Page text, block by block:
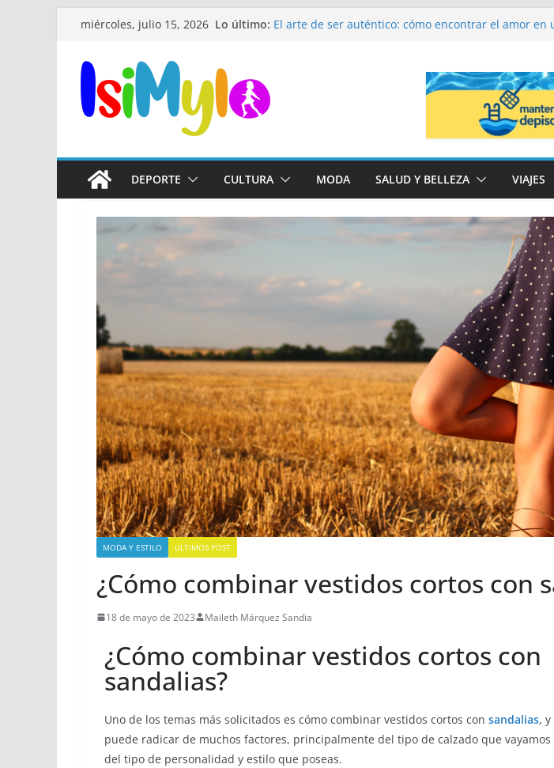
miércoles, julio 15, 2026 Lo último: El arte de ser auténtico: cómo encontrar el amor en
médico es el secreto de una piel impecable
¿Qué significa ser hipocondríaco y cuándo
El secreto de Madrid que millones de visitantes
🎺 Mariachis Bogotá: precios y paquetes para
DEPORTE
CULTURA MODA SALUD Y BELLEZA VIAJES
MODA Y ESTILO ULTIMOS POST
¿Cómo combinar vestidos cortos con
18 de mayo de 2023 Maileth Márquez Sandia
¿Cómo combinar vestidos cortos con
sandalias?
Uno de los temas más solicitados es cómo combinar vestidos cortos con sandalias,
puede radicar de muchos factores, principalmente del tipo de calzado que
del tipo de personalidad y estilo que poseas.